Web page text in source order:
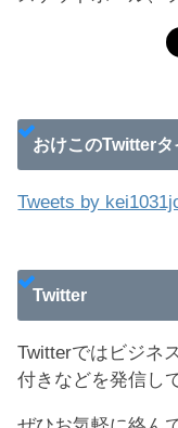
おけこのTwitterタ
Tweets by
Twitter
Twitterではビジネ
付きなどを発信し